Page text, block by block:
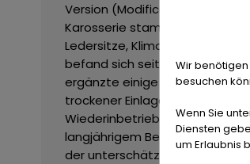
Version (Modificata) erhielt
Karosserie stammt aus der
Ledersitze, Klimaanlage und
befand sich seit September
ergänzte einige nicht
trockener Einlagerung und
Wiederinbetriebnahme
langjährigem Besitz und
der unterschätzten
Wir
besuchen
Wenn Sie
Diensten
um Erlaubnis